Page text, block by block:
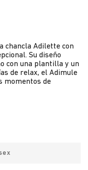
chancla Adilette con
Su diseño
con una plantilla y un
de relax, el Adimule
momentos de